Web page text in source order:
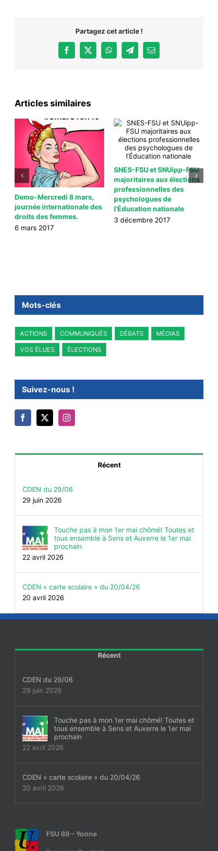
Partagez cet article !
Facebook
X WhatsAppTelegramEmail
Articles similaires
Demo-Mercredi 8 mars,
journée internationale des
droits des femmes.
6 mars 2017
SNES-FSU et SNUipp-FSU
majoritaires aux élections
professionnelles des
psychologues de
l’Éducation nationale
3 décembre 2017
Mots-clés
ACTIONS COMMUNIQUÉS DÉBATS MÉDIAS
VOS ÉLUES ÉLECTIONS
Suivez-nous !
Récent
CDEN du 29/06
29 juin 2026
Touche pas à mon 1er mai chômé! Toutes et
tous ensemble à Sens et Auxerre le 1er mai
prochain
22 avril 2026
CDEN « carte scolaire » du 20/04/26
20 avril 2026
Récent
CDEN du 29/06
29 juin 2026
Touche pas à mon 1er mai chômé! Toutes et
tous ensemble à Sens et Auxerre le 1er mai
prochain
22 avril 2026
CDEN « carte scolaire » du 20/04/26
20 avril 2026
FSU 89 – Yonne